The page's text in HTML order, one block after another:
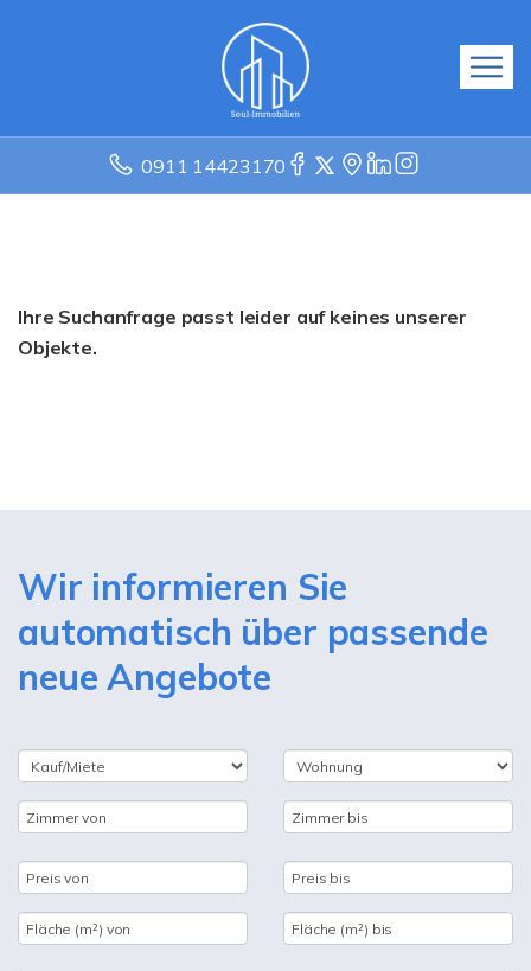
0911 14423170
Ihre Suchanfrage passt leider auf keines unserer
Objekte.
Wir informieren Sie
automatisch über passende
neue Angebote